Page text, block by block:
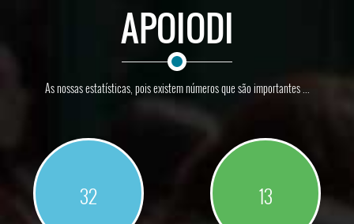
APOIODI
As nossas estatísticas, pois existem números que são importantes ...
32 13